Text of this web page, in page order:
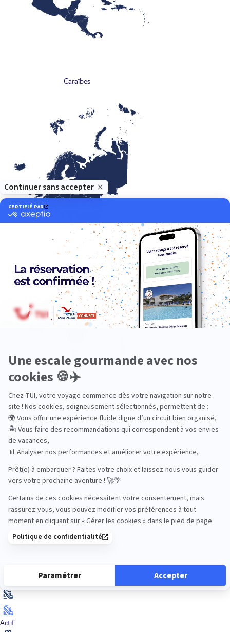
Caraïbes
Europe
Océanie
Océan Indien
Nos thématiques
Actif